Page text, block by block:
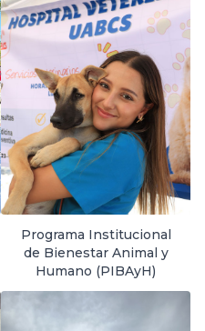
Programa Institucional
de Bienestar Animal y
Humano (PIBAyH)